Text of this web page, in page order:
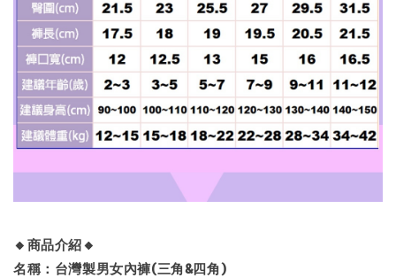
🔸商品介紹🔸
名稱：台灣製男女內褲(三角&四角)